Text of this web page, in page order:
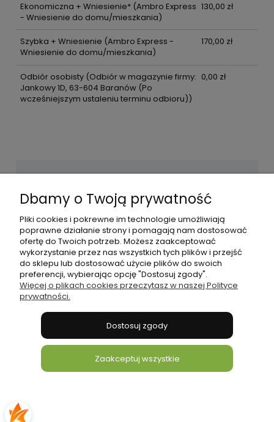
Ekonomiczna + Wniesienie*(Ambro Express
- Wniesienie do domu/mieszkania)
130,00 zł
Szybka + Wniesienie (Ambro Express -
Wniesienie do domu/mieszkania)
170,00 zł
Odbiór osobisty(Odbiór w magazynie firmy:
Jankowy 1D, 63-604 Baranów (Po
wcześniejszym ustaleniu terminu odbioru))
0,00 zł
Pomoc
Płatności i dostawa
Informacje
bonni
Sklep internetowy Shoper.pl
Dbamy o Twoją prywatność
Pliki cookies i pokrewne im technologie umożliwiają
poprawne działanie strony i pomagają nam dostosować
ofertę do Twoich potrzeb. Możesz zaakceptować
wykorzystanie przez nas wszystkich tych plików i przejść
do sklepu lub dostosować użycie plików do swoich
preferencji, wybierając opcję "Dostosuj zgody".
Więcej o plikach cookies przeczytasz w naszej Polityce
prywatności.
Dostosuj zgody
Zaakceptuj wszystkie